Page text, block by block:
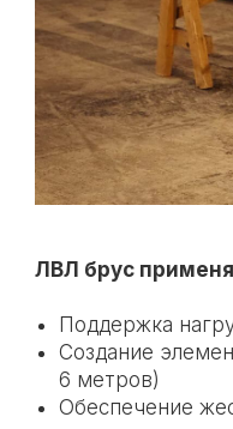
ЛВЛ брус
Поддержка
Создание
6 метров)
Обеспечение